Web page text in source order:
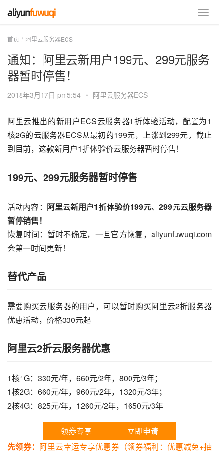
首页 阿里云服务器ECS
通知：阿里云新用户199元、299元服务
器暂时停售！
2018年3月17日 pm5:54 • 阿里云服务器ECS
阿里云推出的新用户ECS云服务器1折体验活动，配置为1
核2G的云服务器ECS从最初的199元，上涨到299元，截止
到目前，这款新用户1折体验价云服务器暂时停售！
199元、299元服务器暂时停售
活动内容： 阿里云新用户1折体验价199元、299元云服务器
暂停销售！
恢复时间：暂时不确定，一旦官方恢复，aliyunfuwuqi.com
会第一时间更新！
替代产品
需要购买云服务器的用户，可以暂时购买阿里云2折服务器
优惠活动，价格330元起
阿里云2折云服务器优惠
1核1G：330元/年，660元/2年，800元/3年；
1核2G：660元/年，960元/2年，1320元/3年；
2核4G：825元/年，1260元/2年，1650元/3年
领券专享
立即申请
先领券： 阿里云幸运专享优惠券（领券福利：优惠减免+抽